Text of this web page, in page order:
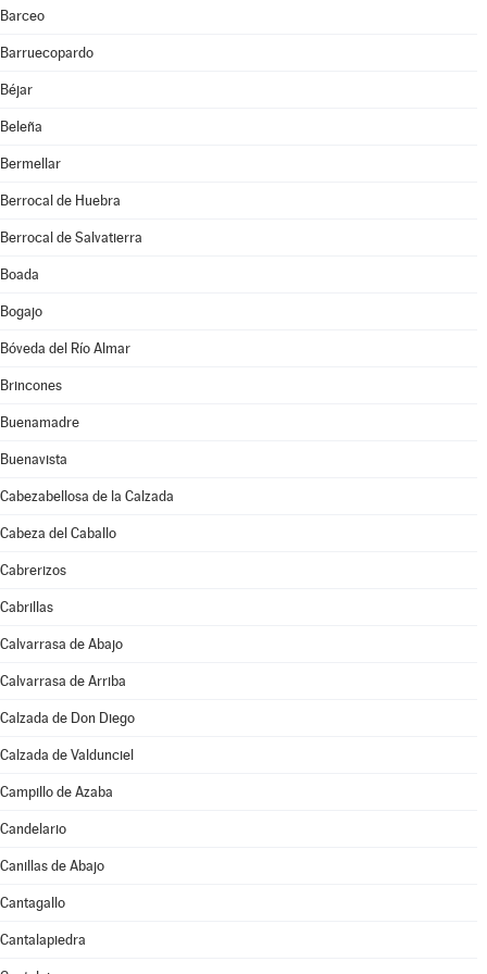
Barceo
Barruecopardo
Béjar
Beleña
Bermellar
Berrocal de Huebra
Berrocal de Salvatierra
Boada
Bogajo
Bóveda del Río Almar
Brincones
Buenamadre
Buenavista
Cabezabellosa de la Calzada
Cabeza del Caballo
Cabrerizos
Cabrillas
Calvarrasa de Abajo
Calvarrasa de Arriba
Calzada de Don Diego
Calzada de Valdunciel
Campillo de Azaba
Candelario
Canillas de Abajo
Cantagallo
Cantalapiedra